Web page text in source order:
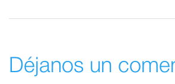
Déjanos un